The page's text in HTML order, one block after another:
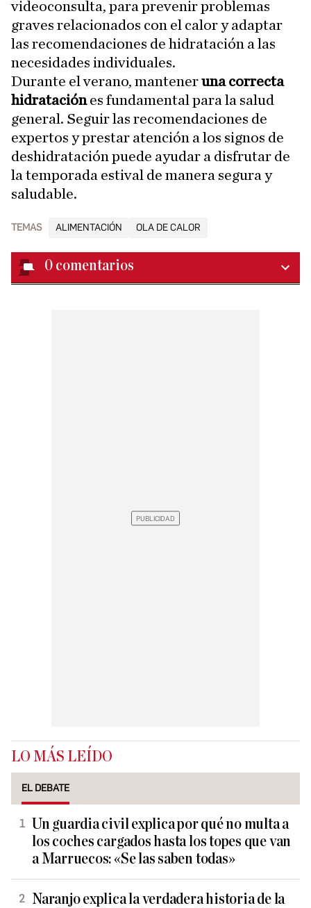
videoconsulta, para prevenir problemas
graves relacionados con el calor y adaptar
las recomendaciones de hidratación a las
necesidades individuales.
Durante el verano, manteneruna correcta
hidrataciónes fundamental para la salud
general. Seguir las recomendaciones de
expertos y prestar atención a los signos de
deshidratación puede ayudar a disfrutar de
la temporada estival de manera segura y
saludable.
TEMAS ALIMENTACIÓN OLA DE CALOR
0 comentarios
LO MÁS LEÍDO
EL DEBATE
Un guardia civil explica por qué no multa a
los coches cargados hasta los topes que van
a Marruecos: «Se las saben todas»
Naranjo explica la verdadera historia de la